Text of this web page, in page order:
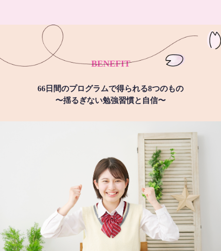
BENEFIT
66日間のプログラムで得られる8つのもの
〜揺るぎない勉強習慣と自信〜